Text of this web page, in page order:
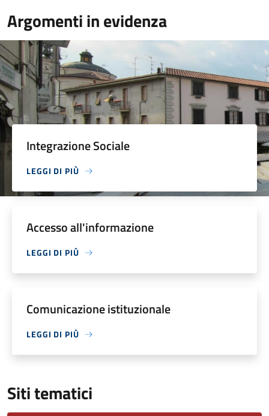
Argomenti in evidenza
Integrazione Sociale
LEGGI DI PIÙ
Accesso all'informazione
LEGGI DI PIÙ
Comunicazione istituzionale
LEGGI DI PIÙ
Siti tematici